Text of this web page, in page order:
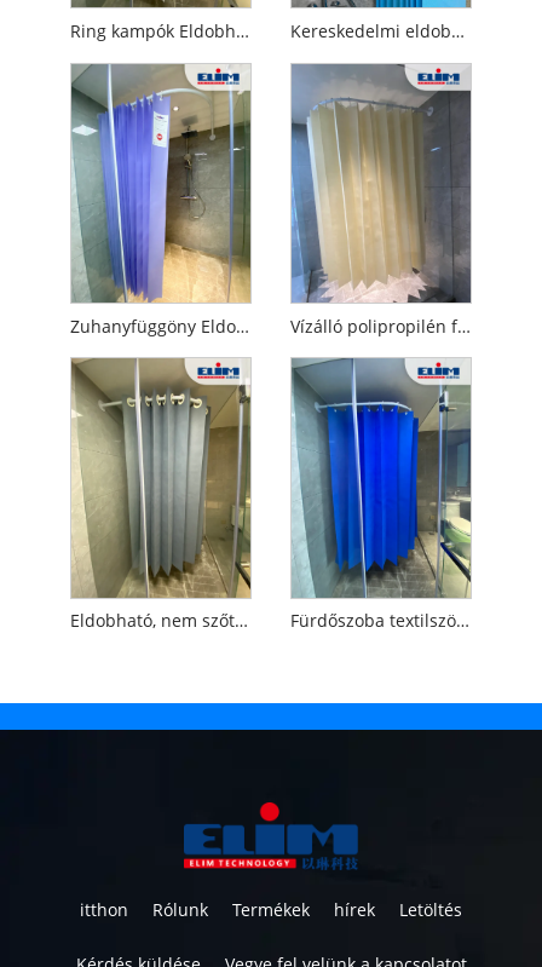
Ring kampók Eldobható zuhanyfüggönyök Kereskedelmi eldobható zuhanyfüggönyök
Zuhanyfüggöny Eldobható Fürdőfüggöny Vízálló polipropilén fehér szövet zuhanyfüggöny
Eldobható, nem szőtt zuhanyfüggöny Penészálló Fürdőszoba textilszövet polipropilén zuhanyfüggöny
itthon Rólunk Termékek hírek Letöltés